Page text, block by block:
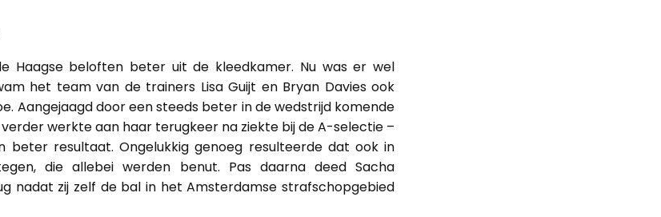
Haagse beloften beter uit de kleedkamer. Nu was er wel
het team van de trainers Lisa Guijt en Bryan Davies ook
Aangejaagd door een steeds beter in de wedstrijd komende
verder werkte aan haar terugkeer na ziekte bij de A-selectie –
beter resultaat. Ongelukkig genoeg resulteerde dat ook in
die allebei werden benut. Pas daarna deed Sacha
nadat zij zelf de bal in het Amsterdamse strafschopgebied